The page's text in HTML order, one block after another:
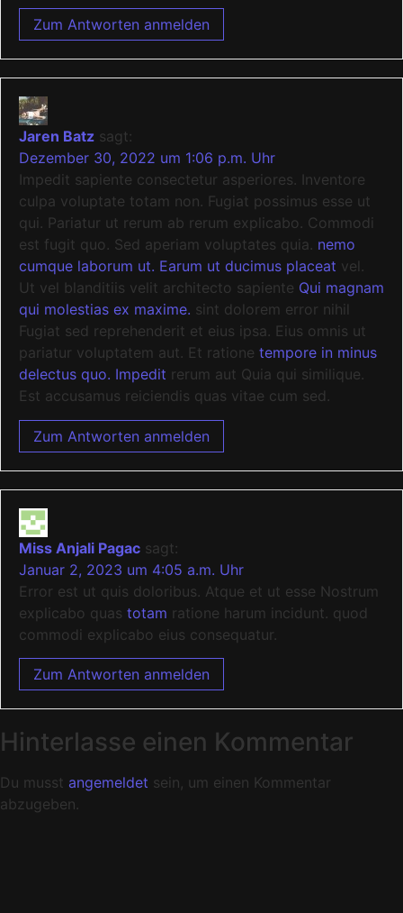
Zum Antworten anmelden
Jaren Batz sagt:
Dezember 30, 2022 um 1:06 p.m. Uhr
Impedit sapiente consectetur asperiores. Inventore
culpa voluptate totam non. Fugiat possimus esse ut
qui. Pariatur ut rerum ab rerum explicabo. Commodi
est fugit quo. Sed aperiam voluptates quia. nemo
cumque laborum ut. Earum ut ducimus placeat vel.
Ut vel blanditiis velit architecto sapiente Qui magnam
qui molestias ex maxime. sint dolorem error nihil
Fugiat sed reprehenderit et eius ipsa. Eius omnis ut
pariatur voluptatem aut. Et ratione tempore in minus
delectus quo. Impedit rerum aut Quia qui similique.
Est accusamus reiciendis quas vitae cum sed.
Zum Antworten anmelden
Miss Anjali Pagac sagt:
Januar 2, 2023 um 4:05 a.m. Uhr
Error est ut quis doloribus. Atque et ut esse Nostrum
explicabo quas totam ratione harum incidunt. quod
commodi explicabo eius consequatur.
Zum Antworten anmelden
Hinterlasse einen Kommentar
Du musst angemeldet sein, um einen Kommentar
abzugeben.